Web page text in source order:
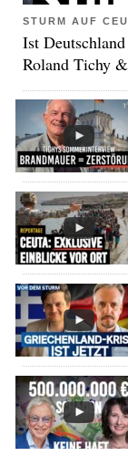
STURM AUF
Ist
Roland Tichy